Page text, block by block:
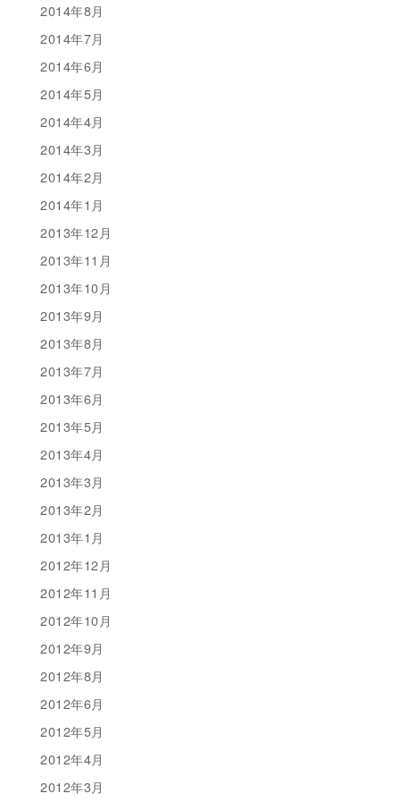
2014年8月
2014年7月
2014年6月
2014年5月
2014年4月
2014年3月
2014年2月
2014年1月
2013年12月
2013年11月
2013年10月
2013年9月
2013年8月
2013年7月
2013年6月
2013年5月
2013年4月
2013年3月
2013年2月
2013年1月
2012年12月
2012年11月
2012年10月
2012年9月
2012年8月
2012年6月
2012年5月
2012年4月
2012年3月